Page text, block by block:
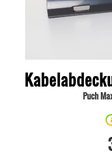
Puch